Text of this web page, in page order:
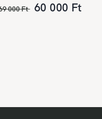
000 Ft 60 000 Ft